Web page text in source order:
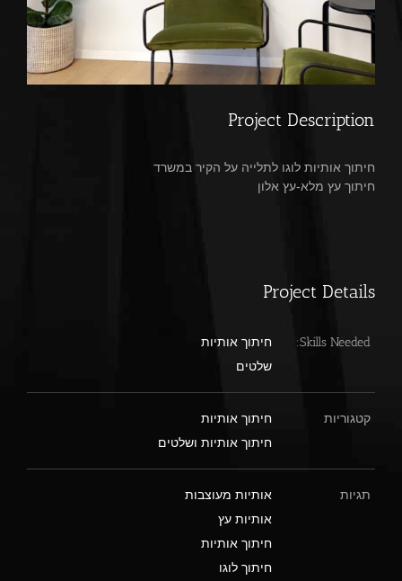
Project Description
חיתוך אותיות לוגו לתלייה על הקיר במשרד
חיתוך עץ מלא-עץ אלון
Project Details
Skills Needed:
חיתוך אותיות
שלטים
קטגוריות
חיתוך אותיות
חיתוך אותיות ושלטים
תגיות
אותיות מעוצבות
אותיות עץ
חיתוך אותיות
חיתוך לוגו